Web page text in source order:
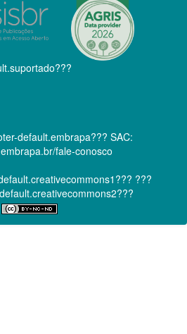
default.embrapa??? SAC:
fale-conosco
???